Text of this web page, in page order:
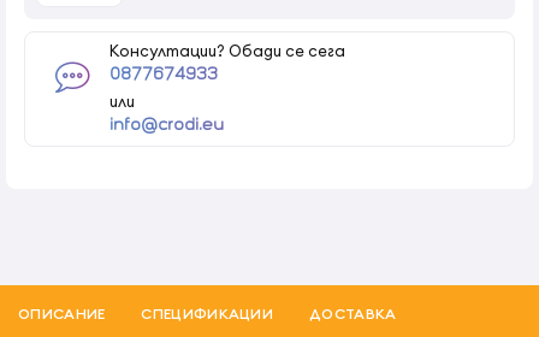
Консултации? Обади се сега
0877674933
или
info@crodi.eu
ОПИСАНИЕ СПЕЦИФИКАЦИИ ДОСТАВКА